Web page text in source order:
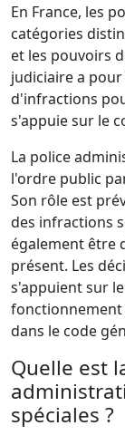
En France, les
catégories
et les pouvoirs
judiciaire a
d'infractions
s'appuie sur le
La police
l'ordre public
Son rôle est
des infractions
également être
présent. Les
s'appuient sur
fonctionnement
dans le code
Quelle est
spéciales ?